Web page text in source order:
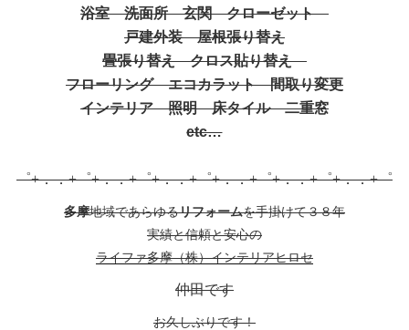
浴室 洗面所 玄関 クローゼット
戸建外装 屋根張り替え
畳張り替え クロス貼り替え
フローリング エコカラット 間取り変更
インテリア 照明 床タイル 二重窓
etc…
゜+．．+゜+．．+゜+．．+゜+．．+゜+．．+゜+．．+゜
多摩地域であらゆるリフォームを手掛けて３８年
実績と信頼と安心の
ライファ多摩（株）インテリアヒロセ
仲田です
お久しぶりです！